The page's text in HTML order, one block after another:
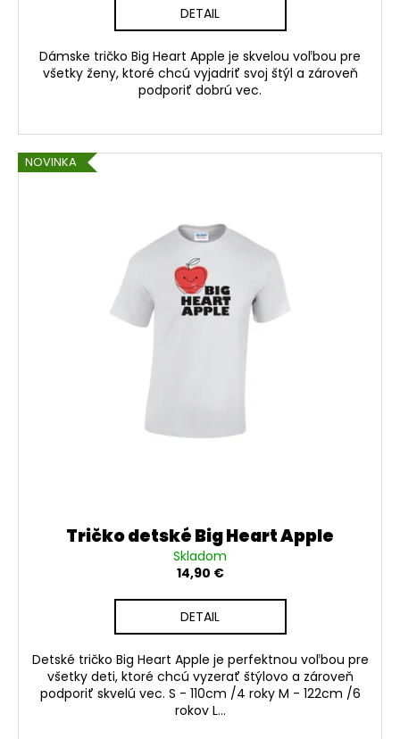
DETAIL
Dámske tričko Big Heart Apple je skvelou voľbou pre
všetky ženy, ktoré chcú vyjadriť svoj štýl a zároveň
podporiť dobrú vec.
NOVINKA
Tričko detské Big Heart Apple
Skladom
14,90 €
DETAIL
Detské tričko Big Heart Apple je perfektnou voľbou pre
všetky deti, ktoré chcú vyzerať štýlovo a zároveň
podporiť skvelú vec. S - 110cm /4 roky M - 122cm /6
rokov L...